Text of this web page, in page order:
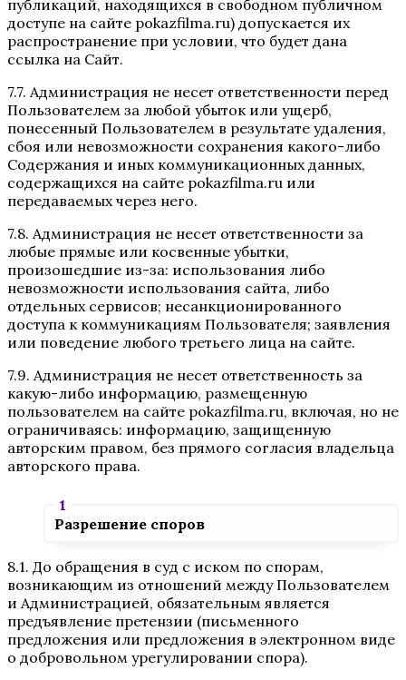
публикаций, находящихся в свободном публичном
доступе на сайте pokazfilma.ru) допускается их
распространение при условии, что будет дана
ссылка на Сайт.
7.7. Администрация не несет ответственности перед
Пользователем за любой убыток или ущерб,
понесенный Пользователем в результате удаления,
сбоя или невозможности сохранения какого-либо
Содержания и иных коммуникационных данных,
содержащихся на сайте pokazfilma.ru или
передаваемых через него.
7.8. Администрация не несет ответственности за
любые прямые или косвенные убытки,
произошедшие из-за: использования либо
невозможности использования сайта, либо
отдельных сервисов; несанкционированного
доступа к коммуникациям Пользователя; заявления
или поведение любого третьего лица на сайте.
7.9. Администрация не несет ответственность за
какую-либо информацию, размещенную
пользователем на сайте pokazfilma.ru, включая, но не
ограничиваясь: информацию, защищенную
авторским правом, без прямого согласия владельца
авторского права.
Разрешение споров
8.1. До обращения в суд с иском по спорам,
возникающим из отношений между Пользователем
и Администрацией, обязательным является
предъявление претензии (письменного
предложения или предложения в электронном виде
о добровольном урегулировании спора).